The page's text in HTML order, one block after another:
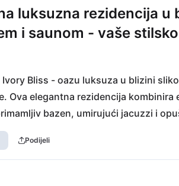
luksuzna rezidencija u
i saunom - vaše
Bliss - oazu luksuza u blizini
Ova elegantna rezidencija
bazen, umirujući jacuzzi i
utočište u blizini mora. Uživajte u
jedan kilometar, ili istražite živahni
scena mami, kao i obližnja
vas očara štih Istre i pronađite svoj
Podijeli